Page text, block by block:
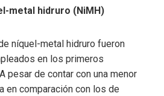
metal hidruro (NiMH)
níquel-metal hidruro fueron
en los primeros
pesar de contar con una menor
en comparación con los de